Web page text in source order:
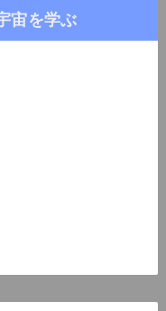
宙を学ぶ